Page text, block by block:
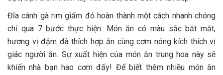
Đĩa cánh gà rim giấm đỏ hoàn thành một cách nhanh chóng
chỉ qua 7 bước thực hiện. Món ăn có màu sắc bắt mắt,
hương vị đậm đà thích hợp ăn cùng cơm nóng kích thích vị
giác người ăn. Sự xuất hiện của món ăn trung hoa này sẽ
khiến nhà bạn hao cơm đấy! Để biết thêm nhiều món ăn